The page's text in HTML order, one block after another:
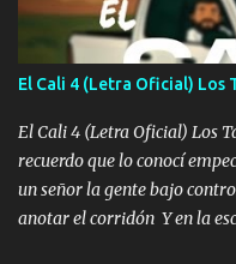
los versos que voy
se atora Pero nunca le
aunque ustedes no sepan
echarle chingazos Y seguir
El Cali 4 (Letra Oficial) Los
El Cali 4 (Letra Oficial) Los
recuerdo que lo conocí
un señor la gente bajo
anotar el corridón Y en la